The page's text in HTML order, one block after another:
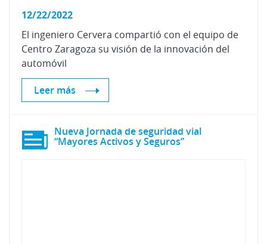
12/22/2022
El ingeniero Cervera compartió con el equipo de
Centro Zaragoza su visión de la innovación del
automóvil
Leer más
Nueva Jornada de seguridad vial
“Mayores Activos y Seguros”